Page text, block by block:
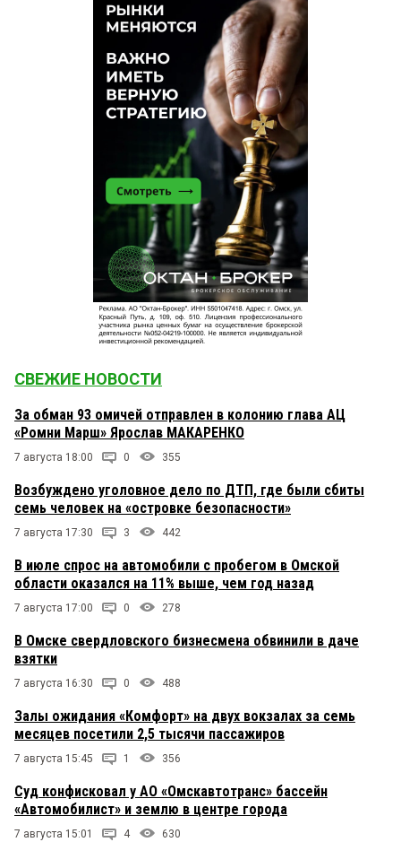
СВЕЖИЕ НОВОСТИ
За обман 93 омичей отправлен в колонию глава АЦ
«Ромни Марш» Ярослав МАКАРЕНКО
7 августа 18:00 0 355
Возбуждено уголовное дело по ДТП, где были сбиты
семь человек на «островке безопасности»
7 августа 17:30 3 442
В июле спрос на автомобили с пробегом в Омской
области оказался на 11% выше, чем год назад
7 августа 17:00 0 278
В Омске свердловского бизнесмена обвинили в даче
взятки
7 августа 16:30 0 488
Залы ожидания «Комфорт» на двух вокзалах за семь
месяцев посетили 2,5 тысячи пассажиров
7 августа 15:45 1 356
Суд конфисковал у АО «Омскавтотранс» бассейн
«Автомобилист» и землю в центре города
7 августа 15:01 4 630